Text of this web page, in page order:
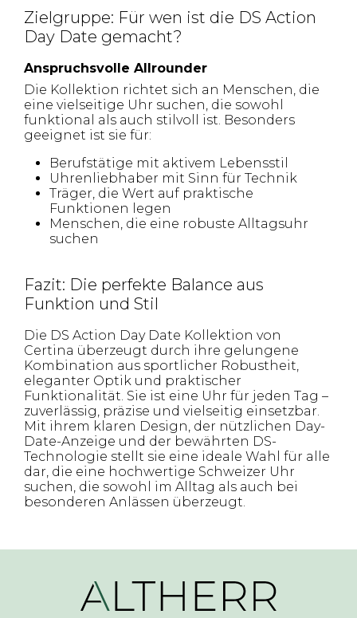
Zielgruppe: Für wen ist die DS Action
Day Date gemacht?
Anspruchsvolle Allrounder
Die Kollektion richtet sich an Menschen, die
eine vielseitige Uhr suchen, die sowohl
funktional als auch stilvoll ist. Besonders
geeignet ist sie für:
Berufstätige mit aktivem Lebensstil
Uhrenliebhaber mit Sinn für Technik
Träger, die Wert auf praktische
Funktionen legen
Menschen, die eine robuste Alltagsuhr
suchen
Fazit: Die perfekte Balance aus
Funktion und Stil
Die DS Action Day Date Kollektion von
Certina überzeugt durch ihre gelungene
Kombination aus sportlicher Robustheit,
eleganter Optik und praktischer
Funktionalität. Sie ist eine Uhr für jeden Tag –
zuverlässig, präzise und vielseitig einsetzbar.
Mit ihrem klaren Design, der nützlichen Day-
Date-Anzeige und der bewährten DS-
Technologie stellt sie eine ideale Wahl für alle
dar, die eine hochwertige Schweizer Uhr
suchen, die sowohl im Alltag als auch bei
besonderen Anlässen überzeugt.